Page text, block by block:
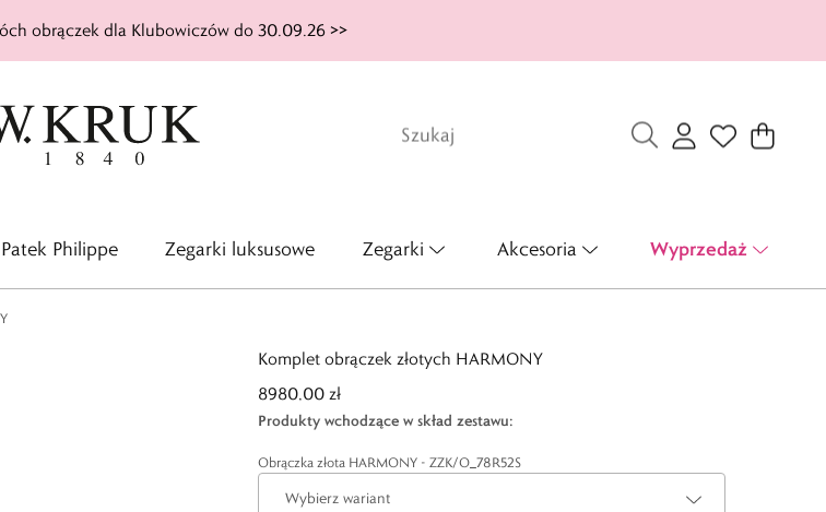
obrączek dla Klubowiczów do 30.09.26 >>
Patek Philippe Zegarki luksusowe Zegarki Akcesoria Wyprzedaż
Komplet obrączek złotych HARMONY
8980,00 zł
Produkty wchodzące w skład zestawu:
Obrączka złota HARMONY - ZZK/O_78R52S
Wybierz wariant